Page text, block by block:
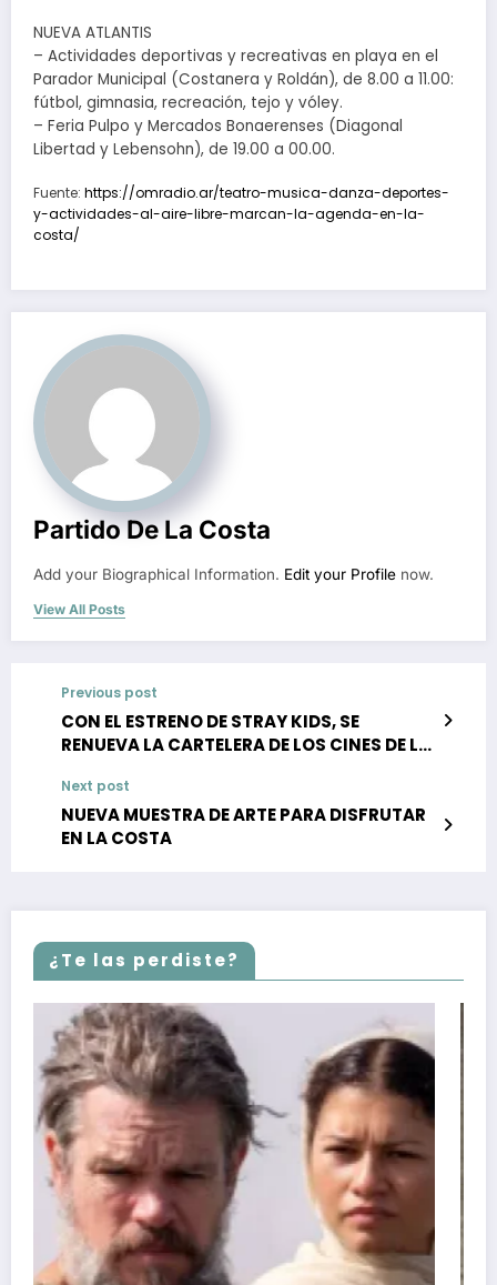
NUEVA ATLANTIS
– Actividades deportivas y recreativas en playa en el
Parador Municipal (Costanera y Roldán), de 8.00 a 11.00:
fútbol, gimnasia, recreación, tejo y vóley.
– Feria Pulpo y Mercados Bonaerenses (Diagonal
Libertad y Lebensohn), de 19.00 a 00.00.
Fuente: https://omradio.ar/teatro-musica-danza-deportes-
y-actividades-al-aire-libre-marcan-la-agenda-en-la-
costa/
Partido De La Costa
Add your Biographical Information. Edit your Profile now.
View All Posts
Previous post
CON EL ESTRENO DE STRAY KIDS, SE
RENUEVA LA CARTELERA DE LOS CINES DE LA
Next post
NUEVA MUESTRA DE ARTE PARA DISFRUTAR
EN LA COSTA
¿Te las perdiste?